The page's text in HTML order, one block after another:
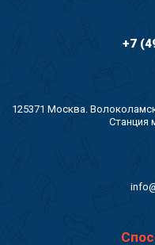
+7
125371 Москва.
Станция